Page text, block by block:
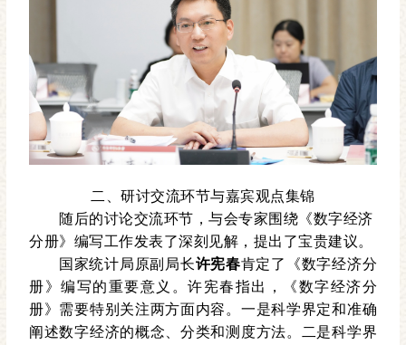
二、研讨交流环节与嘉宾观点集锦
随后的讨论交流环节，与会专家围绕《数字经济
分册》编写工作发表了深刻见解，提出了宝贵建议。
国家统计局原副局长许宪春肯定了《数字经济分
册》编写的重要意义。许宪春指出，《数字经济分
册》需要特别关注两方面内容。一是科学界定和准确
阐述数字经济的概念、分类和测度方法。二是科学界